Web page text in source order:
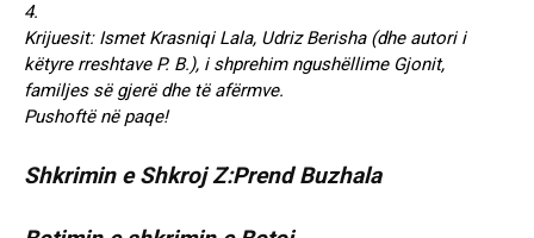
4.
Krijuesit: Ismet Krasniqi Lala, Udriz Berisha (dhe autori i
këtyre rreshtave P. B.), i shprehim ngushëllime Gjonit,
familjes së gjerë dhe të afërmve.
Pushoftë në paqe!
Shkrimin e Shkroj Z:Prend Buzhala